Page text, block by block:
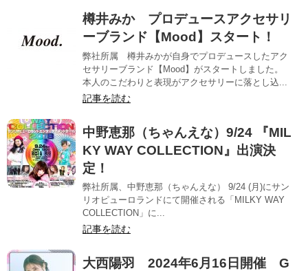
樽井みか プロデュースアクセサリ
ーブランド【Mood】スタート！
弊社所属 樽井みかが自身でプロデュースしたアク
セサリーブランド【Mood】がスタートしました。
本人のこだわりと表現がアクセサリーに落とし込...
記事を読む
中野恵那（ちゃんえな）9/24 『MIL
KY WAY COLLECTION』出演決
定！
弊社所属、中野恵那（ちゃんえな） 9/24 (月)にサン
リオピューロランドにて開催される「MILKY WAY
COLLECTION」に...
記事を読む
大西陽羽 2024年6月16日開催 G